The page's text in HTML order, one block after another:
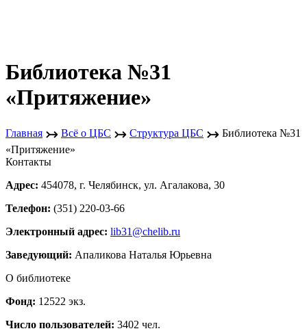
Библиотека №31
«Притяжение»
Главная ↣ Всё о ЦБС ↣ Структура ЦБС ↣ Библиотека №31
«Притяжение»
Контакты
Адрес: 454078, г. Челябинск, ул. Агалакова, 30
Телефон: (351) 220-03-66
Электронный адрес: lib31@chelib.ru
Заведующий: Апаликова Наталья Юрьевна
О библиотеке
Фонд: 12522 экз.
Число пользователей: 3402 чел.